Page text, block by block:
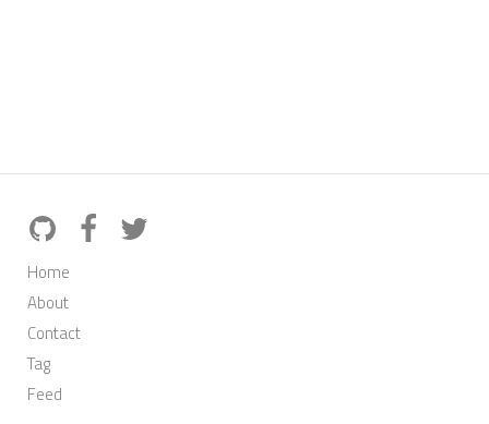
Home
About
Contact
Tag
Feed